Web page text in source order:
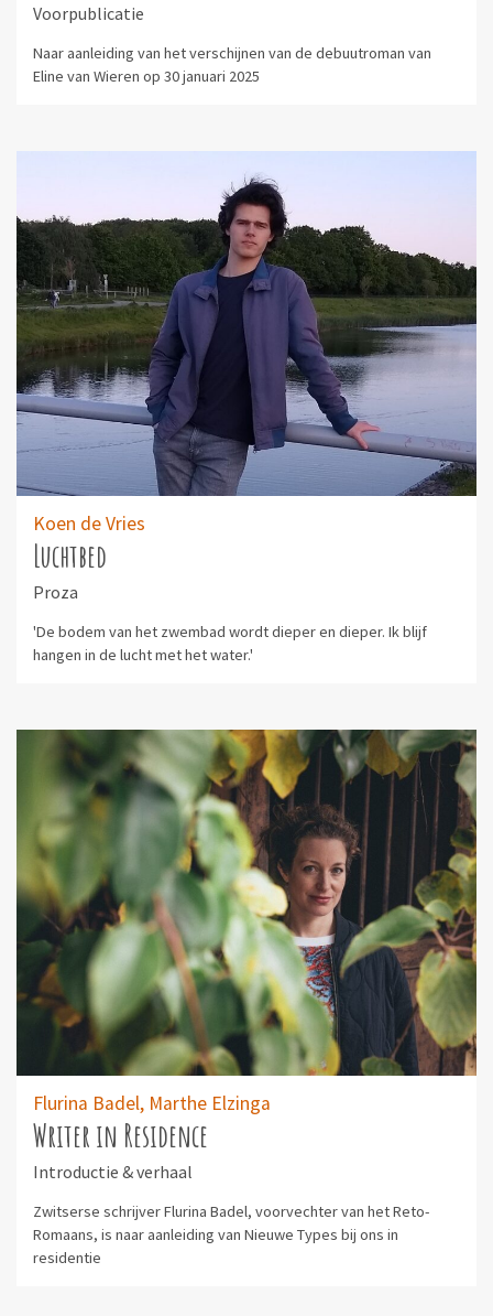
Voorpublicatie
Naar aanleiding van het verschijnen van de debuutroman van
Eline van Wieren op 30 januari 2025
Koen de Vries
Luchtbed
Proza
'De bodem van het zwembad wordt dieper en dieper. Ik blijf
hangen in de lucht met het water.'
Flurina Badel, Marthe Elzinga
Writer in Residence
Introductie & verhaal
Zwitserse schrijver Flurina Badel, voorvechter van het Reto-
Romaans, is naar aanleiding van Nieuwe Types bij ons in
residentie